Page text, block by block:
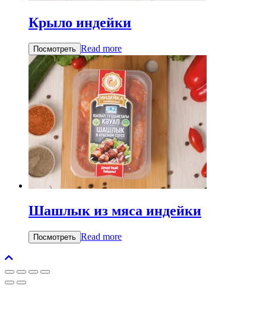
Крыло индейки
Посмотреть Read more
Шашлык из мяса индейки
Посмотреть Read more